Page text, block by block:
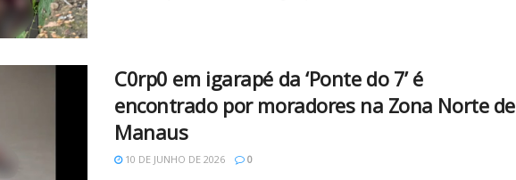
C0rp0 em igarapé da ‘Ponte do 7’ é
encontrado por moradores na Zona Norte de
Manaus
10 DE JUNHO DE 2026 0